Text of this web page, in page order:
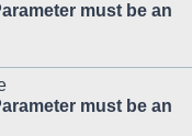
must be an
must be an